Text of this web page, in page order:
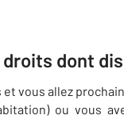
droits dont
vous allez
ou vous